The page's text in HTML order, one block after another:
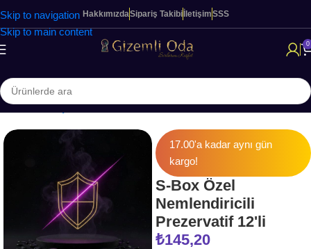
Skip to navigation
Skip to main content
HakkımızdaSipariş Takibi İletişimSSS
0
Ana Sayfa KİŞİSEL BAKIM & SAĞLIK Prezervatifler
17.00'a kadar aynı gün
kargo!
S-Box Özel
Nemlendiricili
Prezervatif 12'li
₺145,20